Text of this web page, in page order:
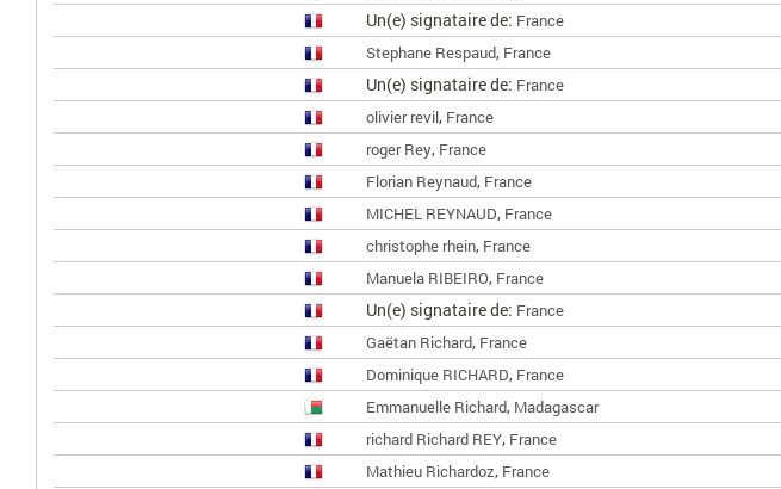
Un(e) signataire de: France
Stephane Respaud, France
Un(e) signataire de: France
olivier revil, France
roger Rey, France
Florian Reynaud, France
MICHEL REYNAUD, France
christophe rhein, France
Manuela RIBEIRO, France
Un(e) signataire de: France
Gaëtan Richard, France
Dominique RICHARD, France
Emmanuelle Richard, Madagascar
richard Richard REY, France
Mathieu Richardoz, France